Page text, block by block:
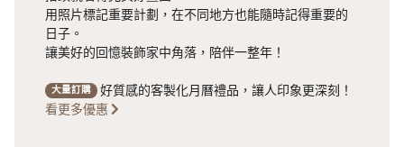
用照片標記重要計劃，在不同地方也能隨時記得重要的
日子。
讓美好的回憶裝飾家中角落，陪伴一整年！
大量訂購 好質感的客製化月曆禮品，讓人印象更深刻！
看更多優惠